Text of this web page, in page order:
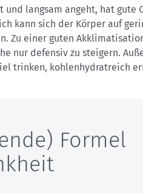
langsam angeht, hat gute
kann sich der Körper auf
Zu einer guten
nur defensiv zu steigern.
trinken, kohlenhydratreich
Formel